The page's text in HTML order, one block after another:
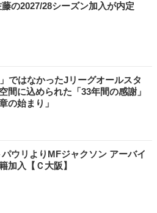
の2027/28シーズン加入が内定
」ではなかったJリーグオールスタ
に込められた「33年間の感謝」
の始まり」
ウリよりMFジャクソン アーバイ
加入【Ｃ大阪】